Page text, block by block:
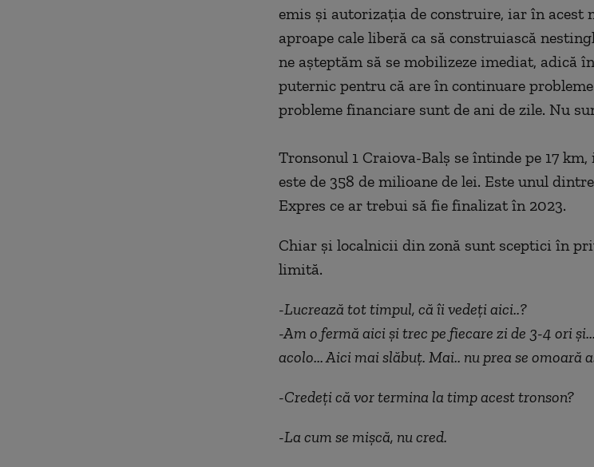
emis și autorizația de construire, iar în acest
aproape cale liberă ca să construiască
ne așteptăm să se mobilizeze imediat, adică
puternic pentru că are în continuare
probleme financiare sunt de ani de zile. Nu
Tronsonul 1 Craiova-Balș se întinde pe 17
este de 358 de milioane de lei. Este unul
Expres ce ar trebui să fie finalizat în 2023.
Chiar și localnicii din zonă sunt sceptici în
limită.
-Lucrează tot timpul, că îi vedeți aici..?
-Am o fermă aici și trec pe fiecare zi de 3-4 ori
acolo... Aici mai slăbuț. Mai.. nu prea se omoară
-Credeți că vor termina la timp acest tronson?
-La cum se mișcă, nu cred.